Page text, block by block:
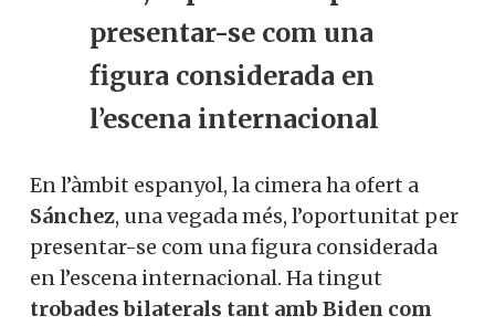
presentar-se com una
figura considerada en
l’escena internacional
En l’àmbit espanyol, la cimera ha ofert a
Sánchez, una vegada més, l’oportunitat per
presentar-se com una figura considerada
en l’escena internacional. Ha tingut
trobades bilaterals tant amb Biden com